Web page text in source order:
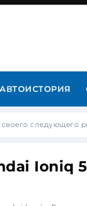
АВТОИСТОРИЯ
следующего
Ioniq